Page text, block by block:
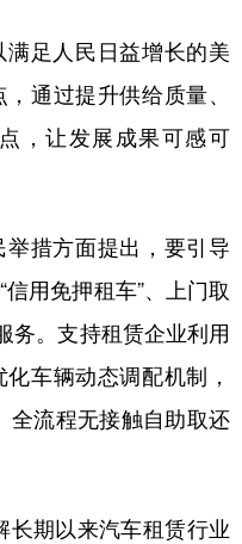
足人民日益增长的美
通过提升供给质量、
，让发展成果可感可
措方面提出，要引导
用免押租车”、上门取
务。支持租赁企业利用
车辆动态调配机制，
全流程无接触自助取还
期以来汽车租赁行业